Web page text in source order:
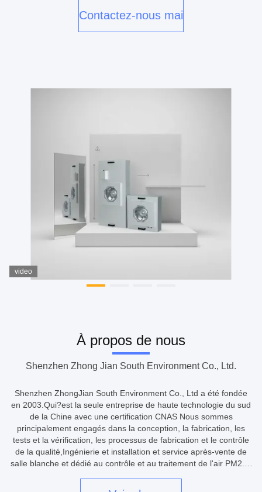
Contactez-nous maintenant
video
À propos de nous
Shenzhen Zhong Jian South Environment Co., Ltd.
Shenzhen ZhongJian South Environment Co., Ltd a été fondée
en 2003.Qui?est la seule entreprise de haute technologie du sud
de la Chine avec une certification CNAS Nous sommes
principalement engagés dans la conception, la fabrication, les
tests et la vérification, les processus de fabrication et le contrôle
de la qualité,Ingénierie et installation et service après-vente de
salle blanche et dédié au contrôle et au traitement de l'air PM2.5,